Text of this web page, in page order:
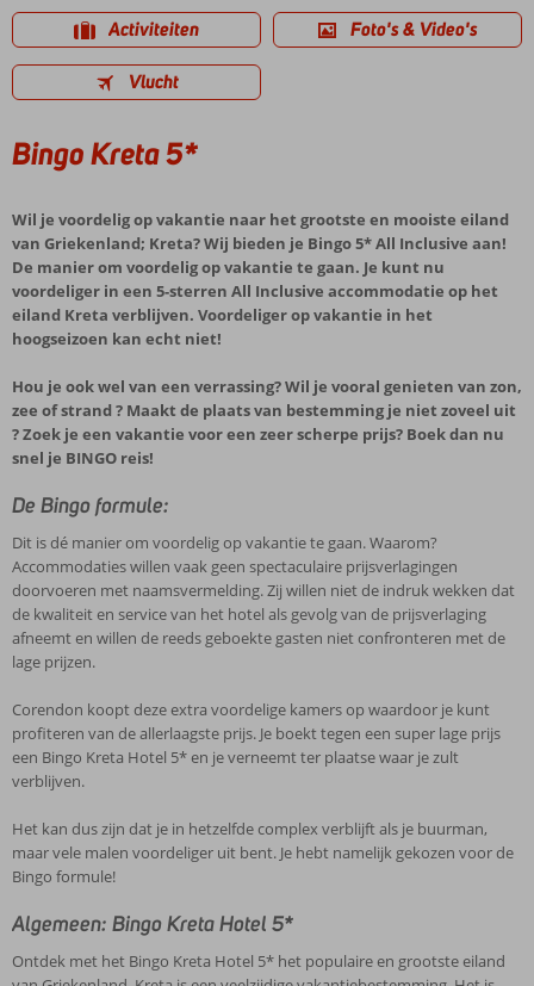
Activiteiten Foto's & Video's
Vlucht
Bingo Kreta 5*
Wil je voordelig op vakantie naar het grootste en mooiste eiland
van Griekenland; Kreta? Wij bieden je Bingo 5* All Inclusive aan!
De manier om voordelig op vakantie te gaan. Je kunt nu
voordeliger in een 5-sterren All Inclusive accommodatie op het
eiland Kreta verblijven. Voordeliger op vakantie in het
hoogseizoen kan echt niet!
Hou je ook wel van een verrassing? Wil je vooral genieten van zon,
zee of strand ? Maakt de plaats van bestemming je niet zoveel uit
? Zoek je een vakantie voor een zeer scherpe prijs? Boek dan nu
snel je BINGO reis!
De Bingo formule:
Dit is dé manier om voordelig op vakantie te gaan. Waarom?
Accommodaties willen vaak geen spectaculaire prijsverlagingen
doorvoeren met naamsvermelding. Zij willen niet de indruk wekken dat
de kwaliteit en service van het hotel als gevolg van de prijsverlaging
afneemt en willen de reeds geboekte gasten niet confronteren met de
lage prijzen.
Corendon koopt deze extra voordelige kamers op waardoor je kunt
profiteren van de allerlaagste prijs. Je boekt tegen een super lage prijs
een Bingo Kreta Hotel 5* en je verneemt ter plaatse waar je zult
verblijven.
Het kan dus zijn dat je in hetzelfde complex verblijft als je buurman,
maar vele malen voordeliger uit bent. Je hebt namelijk gekozen voor de
Bingo formule!
Algemeen: Bingo Kreta Hotel 5*
Ontdek met het Bingo Kreta Hotel 5* het populaire en grootste eiland